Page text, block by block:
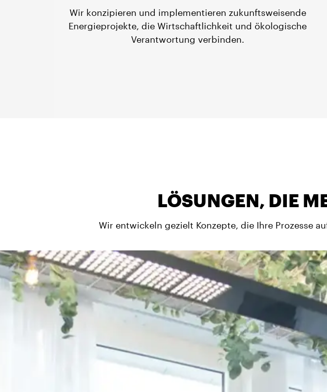
Wir konzipieren und implementieren zukunftsweisende
Energieprojekte, die Wirtschaftlichkeit und ökologische
Verantwortung verbinden.
LÖSUNGEN, DIE
Wir entwickeln gezielt Konzepte, die Ihre Prozesse